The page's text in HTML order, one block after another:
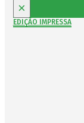
×
EDIÇÃO IMPRESSA